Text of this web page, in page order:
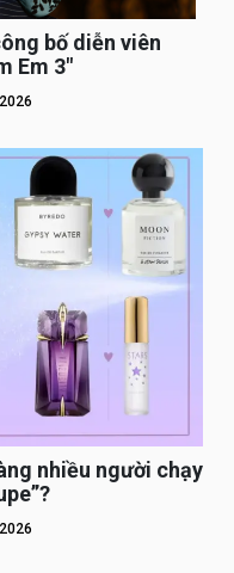
bố diễn viên
Em 3″
nhiều người chạy